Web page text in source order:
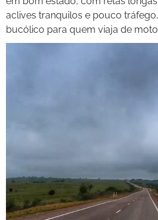
aclives tranquilos e pouco
bucólico para quem viaja de